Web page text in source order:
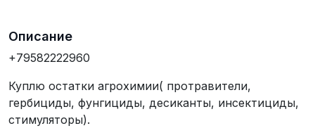
Описание
+79582222960
Куплю остатки агрохимии( протравители,
гербициды, фунгициды, десиканты, инсектициды,
стимуляторы).